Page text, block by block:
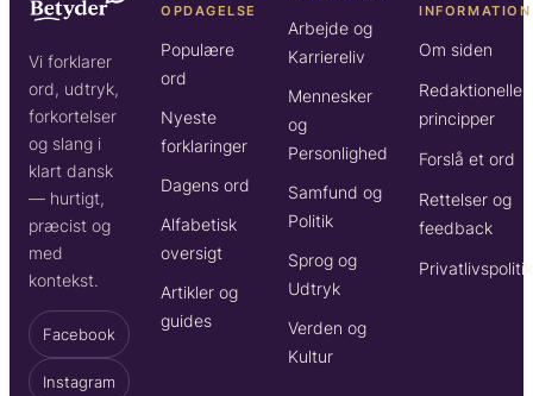
Vi forklarer
ord, udtryk,
forkortelser
og slang i
klart dansk
— hurtigt,
præcist og
med
kontekst.
Facebook
Instagram
OPDAGELSE
Populære
ord
Nyeste
forklaringer
Dagens ord
Alfabetisk
oversigt
Artikler og
guides
Arbejde og
Karriereliv
Mennesker
og
Personlighed
Samfund og
Politik
Sprog og
Udtryk
Verden og
Kultur
INFORMATION
Om siden
Redaktionelle
principper
Forslå et ord
Rettelser og
feedback
Privatlivspolitik